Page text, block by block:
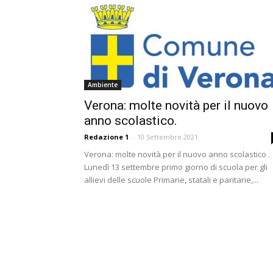
Ambiente
Verona: molte novità per il nuovo
anno scolastico.
Redazione 1 - 10 Settembre 2021
Verona: molte novità per il nuovo anno scolastico .
Lunedì 13 settembre primo giorno di scuola per gli
allievi delle scuole Primarie, statali e paritarie,...